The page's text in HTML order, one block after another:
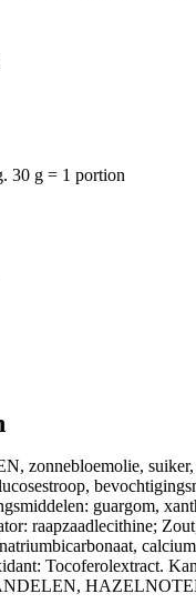
30 g = 1 portion
zonnebloemolie,
guargom,
raapzaadlecithine;
Tocoferolextract.